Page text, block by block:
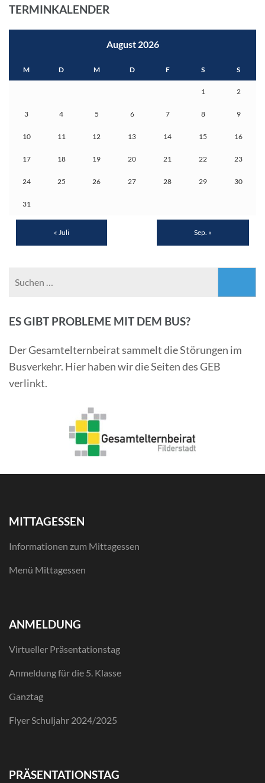
TERMINKALENDER
August 2026
M D M D F S S
1 2
3 4 5 6 7 8 9
10 11 12 13 14 15 16
17 18 19 20 21 22 23
24 25 26 27 28 29 30
31
« Juli Sep. »
ES GIBT PROBLEME MIT DEM BUS?
Der Gesamtelternbeirat sammelt die Störungen im
Busverkehr. Hier haben wir die Seiten des GEB
verlinkt.
MITTAGESSEN
Informationen zum Mittagessen
Menü Mittagessen
ANMELDUNG
Virtueller Präsentationstag
Anmeldung für die 5. Klasse
Ganztag
Flyer Schuljahr 2024/2025
PRÄSENTATIONSTAG